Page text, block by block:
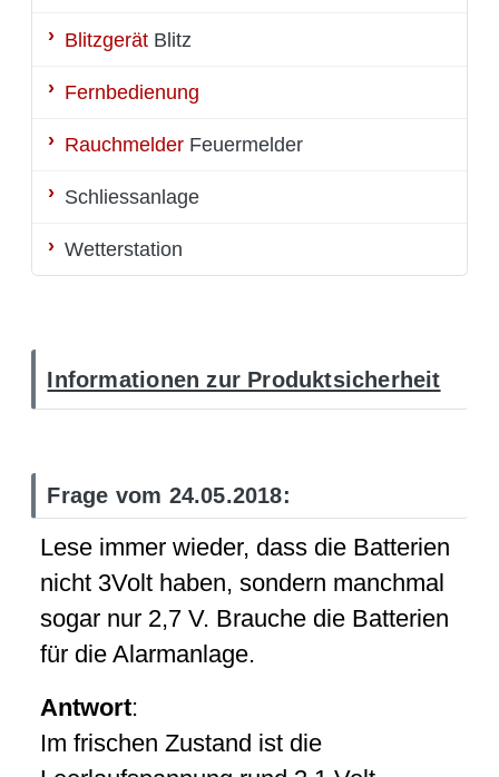
Blitzgerät Blitz
Fernbedienung
Rauchmelder Feuermelder
Schliessanlage
Wetterstation
Informationen zur Produktsicherheit
Frage vom 24.05.2018:
Lese immer wieder, dass die Batterien
nicht 3Volt haben, sondern manchmal
sogar nur 2,7 V. Brauche die Batterien
für die Alarmanlage.
Antwort:
Im frischen Zustand ist die